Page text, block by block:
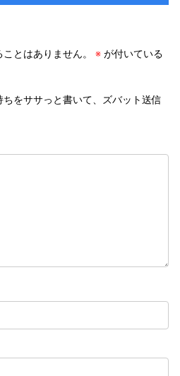
とはありません。 ※ が付いている
をササっと書いて、ズバット送信